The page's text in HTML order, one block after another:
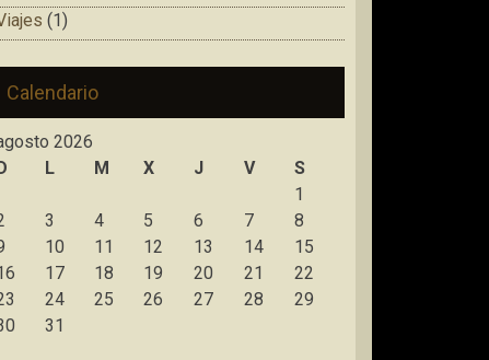
(1)
Calendario
2026
D
L M X J V
S
1
3 4 5 6 7
8
10 11 12 13 14
15
17 18 19 20 21
22
24 25 26 27 28
29
31